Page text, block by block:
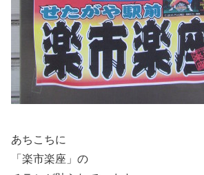
あちこちに
「楽市楽座」の